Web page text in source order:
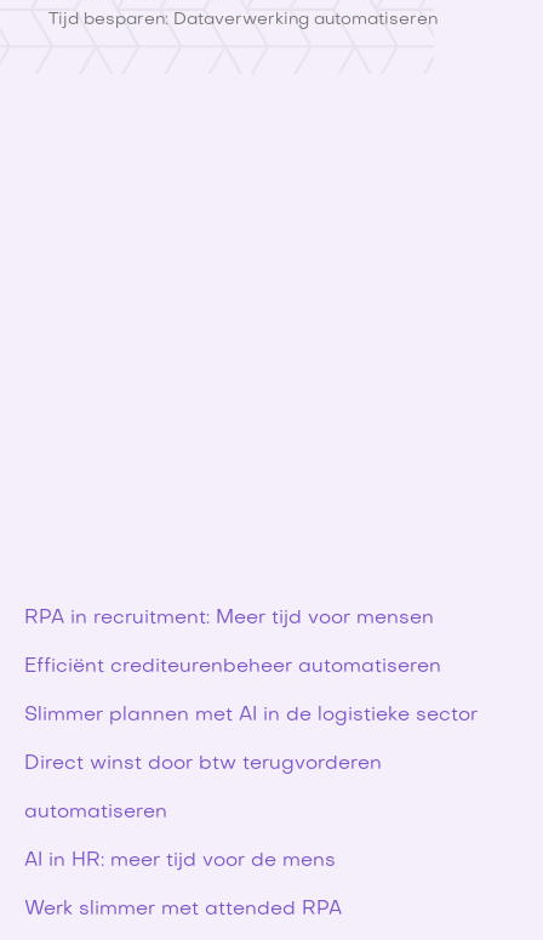
Tijd besparen: Dataverwerking automatiseren
RPA in recruitment: Meer tijd voor mensen
Efficiënt crediteurenbeheer automatiseren
Slimmer plannen met AI in de logistieke sector
Direct winst door btw terugvorderen
automatiseren
AI in HR: meer tijd voor de mens
Werk slimmer met attended RPA